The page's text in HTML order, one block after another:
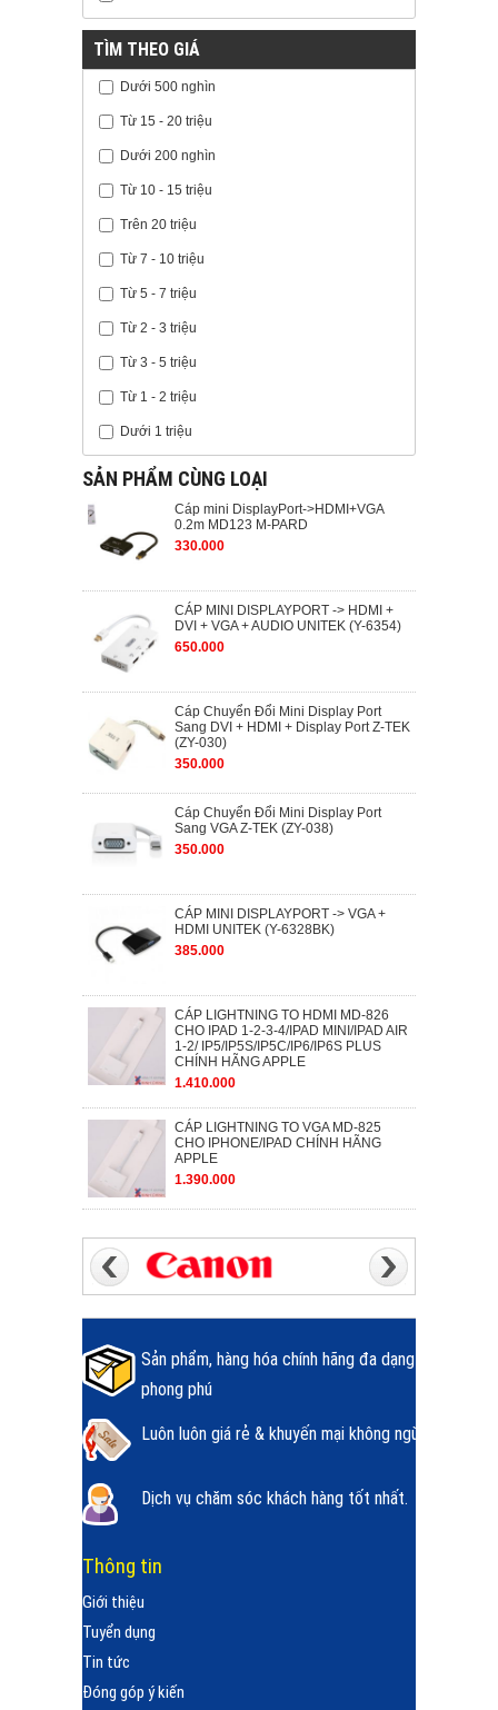
TÌM THEO GIÁ
Dưới 500 nghìn
Từ 15 - 20 triệu
Dưới 200 nghìn
Từ 10 - 15 triệu
Trên 20 triệu
Từ 7 - 10 triệu
Từ 5 - 7 triệu
Từ 2 - 3 triệu
Từ 3 - 5 triệu
Từ 1 - 2 triệu
Dưới 1 triệu
SẢN PHẨM CÙNG LOẠI
Cáp mini DisplayPort->HDMI+VGA
0.2m MD123 M-PARD
330.000
CÁP MINI DISPLAYPORT -> HDMI +
DVI + VGA + AUDIO UNITEK (Y-6354)
650.000
Cáp Chuyển Đổi Mini Display Port
Sang DVI + HDMI + Display Port Z-TEK
(ZY-030)
350.000
Cáp Chuyển Đổi Mini Display Port
Sang VGA Z-TEK (ZY-038)
350.000
CÁP MINI DISPLAYPORT -> VGA +
HDMI UNITEK (Y-6328BK)
385.000
CÁP LIGHTNING TO HDMI MD-826
CHO IPAD 1-2-3-4/IPAD MINI/IPAD AIR
1-2/ IP5/IP5S/IP5C/IP6/IP6S PLUS
CHÍNH HÃNG APPLE
1.410.000
CÁP LIGHTNING TO VGA MD-825
CHO IPHONE/IPAD CHÍNH HÃNG
APPLE
1.390.000
Sản phẩm, hàng hóa chính hãng đa dạng
phong phú
Luôn luôn giá rẻ & khuyến mại không ngừng.
Dịch vụ chăm sóc khách hàng tốt nhất.
Thông tin
Giới thiệu
Tuyển dụng
Tin tức
Đóng góp ý kiến